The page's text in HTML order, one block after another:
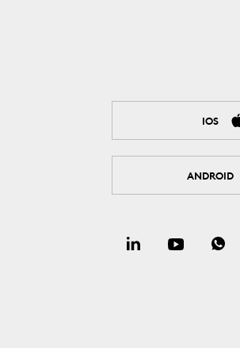
IOS
ANDROID